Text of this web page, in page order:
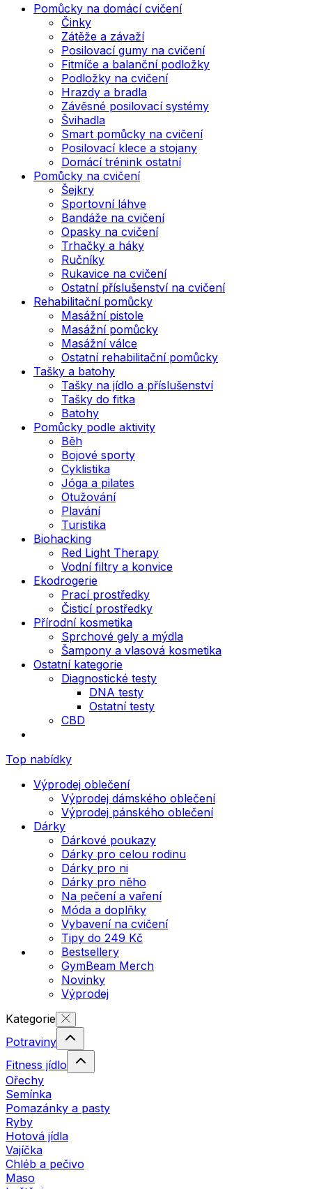
Pomůcky na domácí cvičení
Činky
Zátěže a závaží
Posilovací gumy na cvičení
Fitmíče a balanční podložky
Podložky na cvičení
Hrazdy a bradla
Závěsné posilovací systémy
Švihadla
Smart pomůcky na cvičení
Posilovací klece a stojany
Domácí trénink ostatní
Pomůcky na cvičení
Šejkry
Sportovní láhve
Bandáže na cvičení
Opasky na cvičení
Trhačky a háky
Ručníky
Rukavice na cvičení
Ostatní příslušenství na cvičení
Rehabilitační pomůcky
Masážní pistole
Masážní pomůcky
Masážní válce
Ostatní rehabilitační pomůcky
Tašky a batohy
Tašky na jídlo a příslušenství
Tašky do fitka
Batohy
Pomůcky podle aktivity
Běh
Bojové sporty
Cyklistika
Jóga a pilates
Otužování
Plavání
Turistika
Biohacking
Red Light Therapy
Vodní filtry a konvice
Ekodrogerie
Prací prostředky
Čisticí prostředky
Přírodní kosmetika
Sprchové gely a mýdla
Šampony a vlasová kosmetika
Ostatní kategorie
Diagnostické testy
DNA testy
Ostatní testy
CBD
Top nabídky
Výprodej oblečení
Výprodej dámského oblečení
Výprodej pánského oblečení
Dárky
Dárkové poukazy
Dárky pro celou rodinu
Dárky pro ni
Dárky pro něho
Na pečení a vaření
Móda a doplňky
Vybavení na cvičení
Tipy do 249 Kč
Bestsellery
GymBeam Merch
Novinky
Výprodej
Kategorie
Potraviny
Fitness jídlo
Ořechy
Semínka
Pomazánky a pasty
Ryby
Hotová jídla
Vajíčka
Chléb a pečivo
Maso